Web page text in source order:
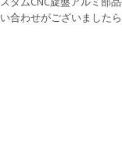
い合わせがございました